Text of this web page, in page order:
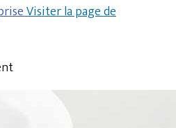
Visiter la page de